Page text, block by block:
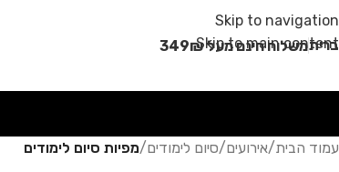
Skip to navigation
Skip to main content
משלוח חינם מעל 349₪
עמוד הבית/אירועים/סיום לימודים/מפיות סיום לימודים